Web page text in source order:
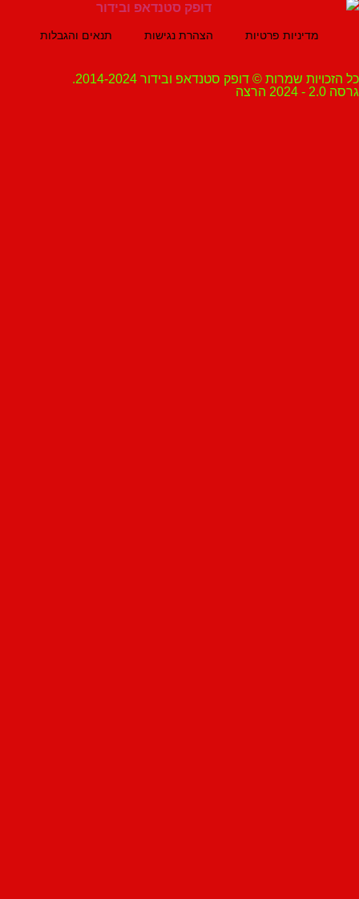
מדיניות פרטיות הצהרת נגישות תנאים והגבלות
שמרות © דופק סטנדאפ ובידור 2014-2024.